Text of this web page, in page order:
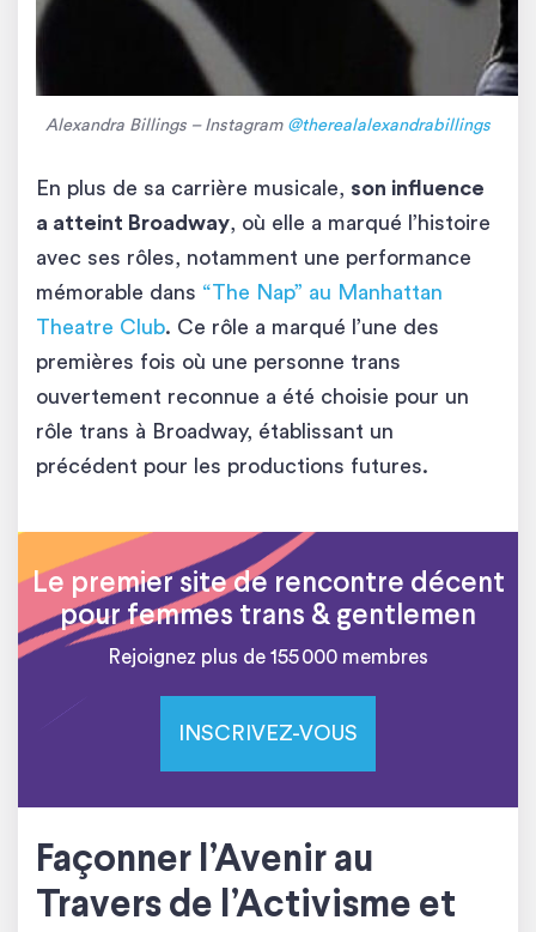
Alexandra Billings – Instagram @therealalexandrabillings
En plus de sa carrière musicale, son influence
a atteint Broadway, où elle a marqué l’histoire
avec ses rôles, notamment une performance
mémorable dans “The Nap” au Manhattan
Theatre Club. Ce rôle a marqué l’une des
premières fois où une personne trans
ouvertement reconnue a été choisie pour un
rôle trans à Broadway, établissant un
précédent pour les productions futures.
Le premier site de rencontre décent
pour femmes trans & gentlemen
Rejoignez plus de 155 000 membres
INSCRIVEZ-VOUS
Façonner l’Avenir au
Travers de l’Activisme et